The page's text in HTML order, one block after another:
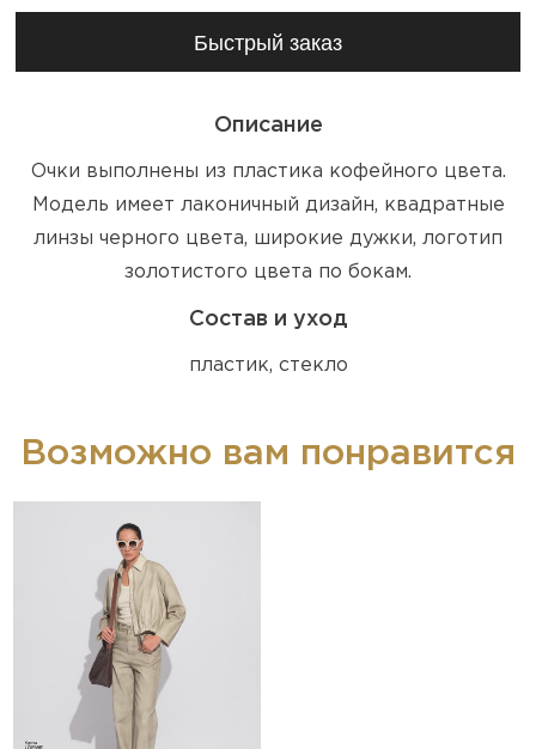
Быстрый заказ
Описание
Очки выполнены из пластика кофейного цвета.
Модель имеет лаконичный дизайн, квадратные
линзы черного цвета, широкие дужки, логотип
золотистого цвета по бокам.
Состав и уход
пластик, стекло
Возможно вам понравится